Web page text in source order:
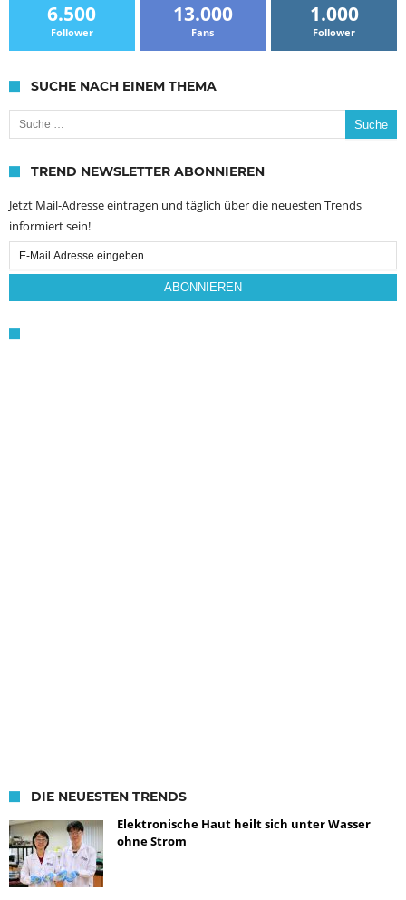
6.500
Follower
13.000
Fans
1.000
Follower
SUCHE NACH EINEM THEMA
Suche nach:
TREND NEWSLETTER ABONNIEREN
Jetzt Mail-Adresse eintragen und täglich über die neuesten Trends
informiert sein!
Email
Subscription
ABONNIEREN
DIE NEUESTEN TRENDS
Elektronische Haut heilt sich unter Wasser
ohne Strom